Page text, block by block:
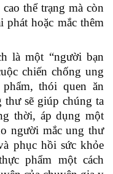
thể trạng mà còn
phát hoặc mắc thêm
là một “người bạn
chiến chống ung
thói quen ăn
thư sẽ giúp chúng ta
thời, áp dụng một
người mắc ung thư
phục hồi sức khỏe
phẩm một cách